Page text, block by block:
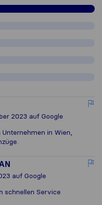
2023 auf Google
in Wien,
auf Google
schnellen Service